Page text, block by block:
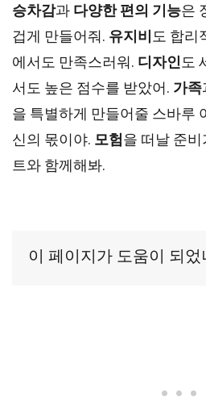
승차감과 다양한 편의 기능은
겁게 만들어줘. 유지비 도 합리
에서도 만족스러워. 디자인 도
서도 높은 점수를 받았어. 가족
을 특별하게 만들어줄 스바루
신의 몫이야. 모험을 떠날 준
트와 함께해봐.
이 페이지가 도움이 되었